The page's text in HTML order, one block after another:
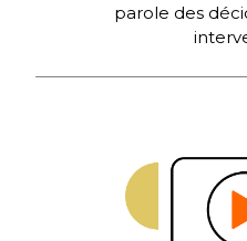
parole des